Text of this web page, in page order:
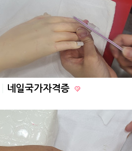
네일국가자격증